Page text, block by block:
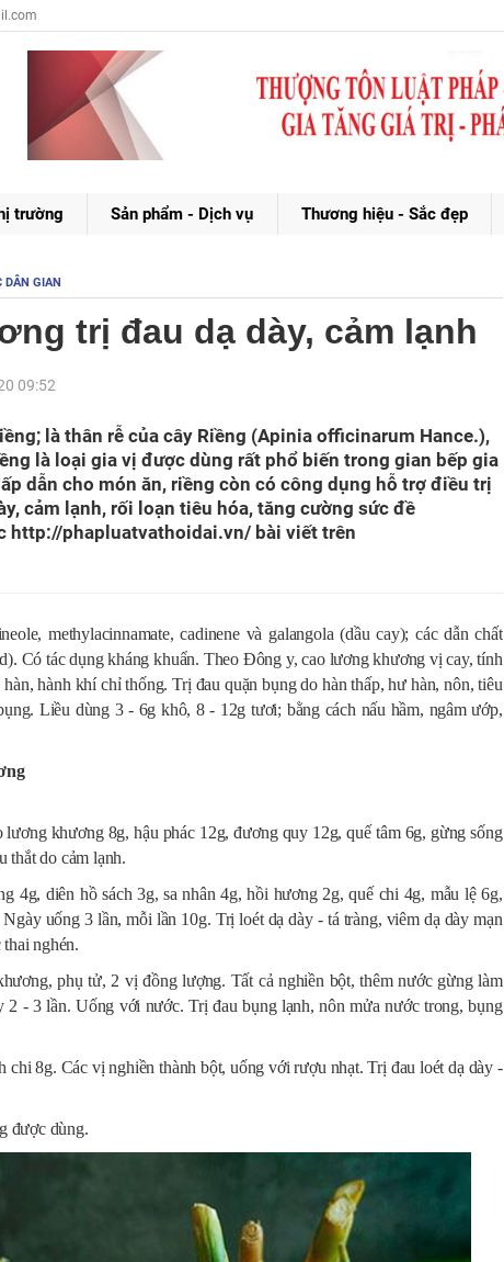
trường Sản phẩm - Dịch vụ Thương hiệu - Sắc đẹp
DÂN GIAN
trị đau dạ dày, cảm lạnh
09:52
là thân rễ của cây Riềng (Apinia officinarum Hance.),
là loại gia vị được dùng rất phổ biến trong gian bếp gia
dẫn cho món ăn, riềng còn có công dụng hỗ trợ điều trị
cảm lạnh, rối loạn tiêu hóa, tăng cường sức đề
http://phapluatvathoidai.vn/ bài viết trên
methylacinnamate, cadinene và galangola (dầu cay); các dẫn chất
Có tác dụng kháng khuẩn. Theo Đông y, cao lương khương vị cay, tính
hành khí chỉ thống. Trị đau quặn bụng do hàn thấp, hư hàn, nôn, tiêu
Liều dùng 3 - 6g khô, 8 - 12g tươi; bằng cách nấu hầm, ngâm ướp,
lương khương 8g, hậu phác 12g, đương quy 12g, quế tâm 6g, gừng sống
thắt do cảm lạnh.
4g, diên hồ sách 3g, sa nhân 4g, hồi hương 2g, quế chi 4g, mẫu lệ 6g,
uống 3 lần, mỗi lần 10g. Trị loét dạ dày - tá tràng, viêm dạ dày mạn
nghén.
phụ tử, 2 vị đồng lượng. Tất cả nghiền bột, thêm nước gừng làm
2 - 3 lần. Uống với nước. Trị đau bụng lạnh, nôn mửa nước trong, bụng
8g. Các vị nghiền thành bột, uống với rượu nhạt. Trị đau loét dạ dày -
được dùng.